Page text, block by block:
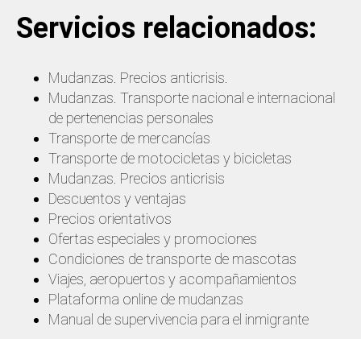
Servicios relacionados:
Mudanzas. Precios anticrisis.
Mudanzas. Transporte nacional e internacional
de pertenencias personales
Transporte de mercancías
Transporte de motocicletas y bicicletas
Mudanzas. Precios anticrisis
Descuentos y ventajas
Precios orientativos
Ofertas especiales y promociones
Condiciones de transporte de mascotas
Viajes, aeropuertos y acompañamientos
Plataforma online de mudanzas
Manual de supervivencia para el inmigrante